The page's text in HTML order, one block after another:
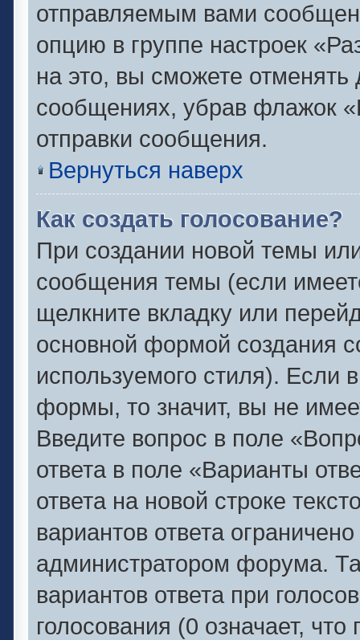
отправляемым вами
опцию в группе настроек
на это, вы сможете
сообщениях, убрав флажок
отправки сообщения.
Вернуться наверх
Как создать голосование?
При создании новой темы
сообщения темы (если
щелкните вкладку или
основной формой создания
используемого стиля). Если
формы, то значит, вы не
Введите вопрос в поле
ответа в поле «Варианты
ответа на новой строке
вариантов ответа
администратором форума.
вариантов ответа при
голосования (0 означает,